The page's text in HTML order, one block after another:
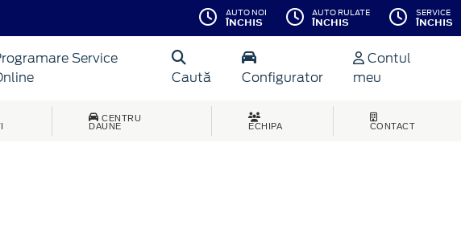
AUTO NOI
ÎNCHIS
AUTO RULATE
ÎNCHIS
SERVICE
ÎNCHIS
Service
Caută Configurator
Contul
meu
CENTRU
DAUNE
ECHIPA CONTACT